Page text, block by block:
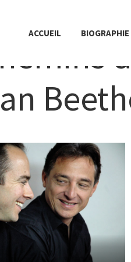
ACCUEIL BIOGRAPHIE